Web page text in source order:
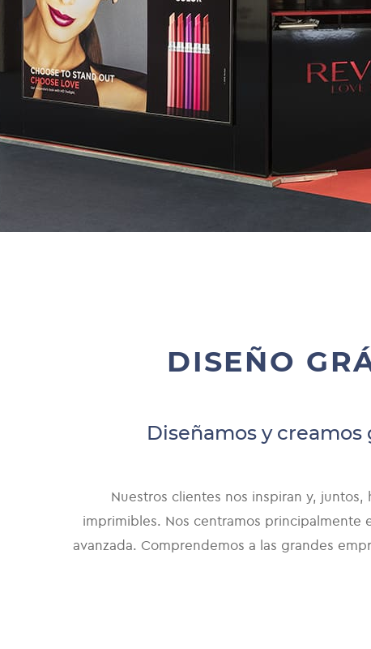
DISEÑO
Diseñamos y
Nuestros clientes nos inspiran y,
imprimibles. Nos centramos principalmente
avanzada. Comprendemos a las grandes